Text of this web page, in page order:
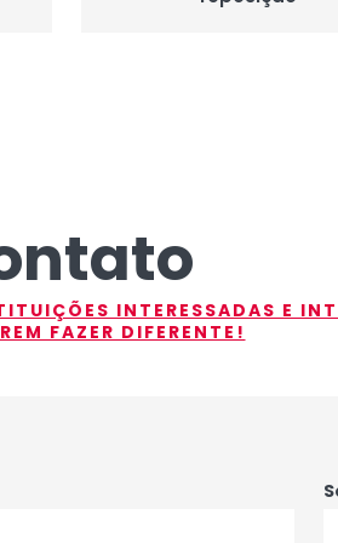
INTERESSADAS E
FAZER DIFERENTE!